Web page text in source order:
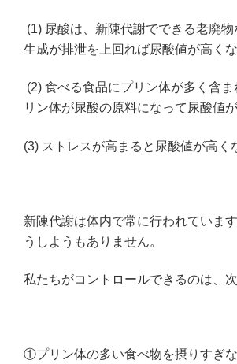
(1) 尿酸は、新陳代謝でできる老廃
生成が排泄を上回れば尿酸値が高くな
(2) 食べる食品にプリン体が多く含
リン体が尿酸の原料になって尿酸値
(3) ストレスが高まると尿酸値が高く
新陳代謝は体内で常に行われていま
うしようもありません。
私たちがコントロールできるのは、次
①プリン体の多い食べ物を摂りすぎ